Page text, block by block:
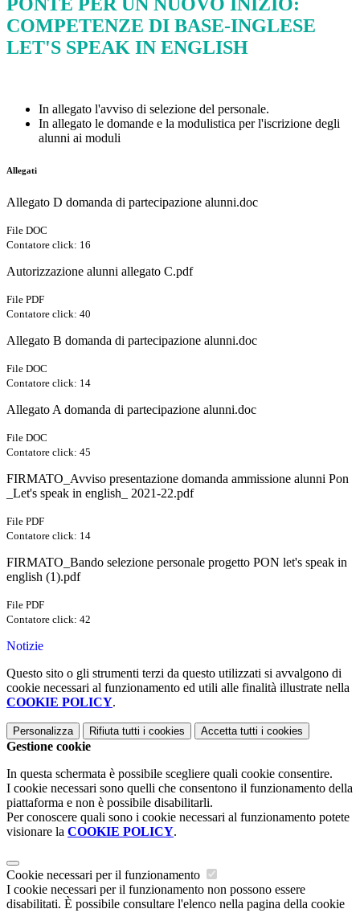
PONTE PER UN NUOVO INIZIO:
COMPETENZE DI BASE-INGLESE
LET'S SPEAK IN ENGLISH
In allegato l'avviso di selezione del personale.
In allegato le domande e la modulistica per l'iscrizione degli
alunni ai moduli
Allegati
Allegato D domanda di partecipazione alunni.doc
File DOC
Contatore click: 16
Autorizzazione alunni allegato C.pdf
File PDF
Contatore click: 40
Allegato B domanda di partecipazione alunni.doc
File DOC
Contatore click: 14
Allegato A domanda di partecipazione alunni.doc
File DOC
Contatore click: 45
FIRMATO_Avviso presentazione domanda ammissione alunni Pon
_Let's speak in english_ 2021-22.pdf
File PDF
Contatore click: 14
FIRMATO_Bando selezione personale progetto PON let's speak in
english (1).pdf
File PDF
Contatore click: 42
Notizie
Questo sito o gli strumenti terzi da questo utilizzati si avvalgono di
cookie necessari al funzionamento ed utili alle finalità illustrate nella
COOKIE POLICY.
Personalizza Rifiuta tutti i cookies Accetta tutti i cookies
Gestione cookie
In questa schermata è possibile scegliere quali cookie consentire.
I cookie necessari sono quelli che consentono il funzionamento della
piattaforma e non è possibile disabilitarli.
Per conoscere quali sono i cookie necessari al funzionamento potete
visionare la COOKIE POLICY.
Cookie necessari per il funzionamento
I cookie necessari per il funzionamento non possono essere
disabilitati. È possibile consultare l'elenco nella pagina della cookie